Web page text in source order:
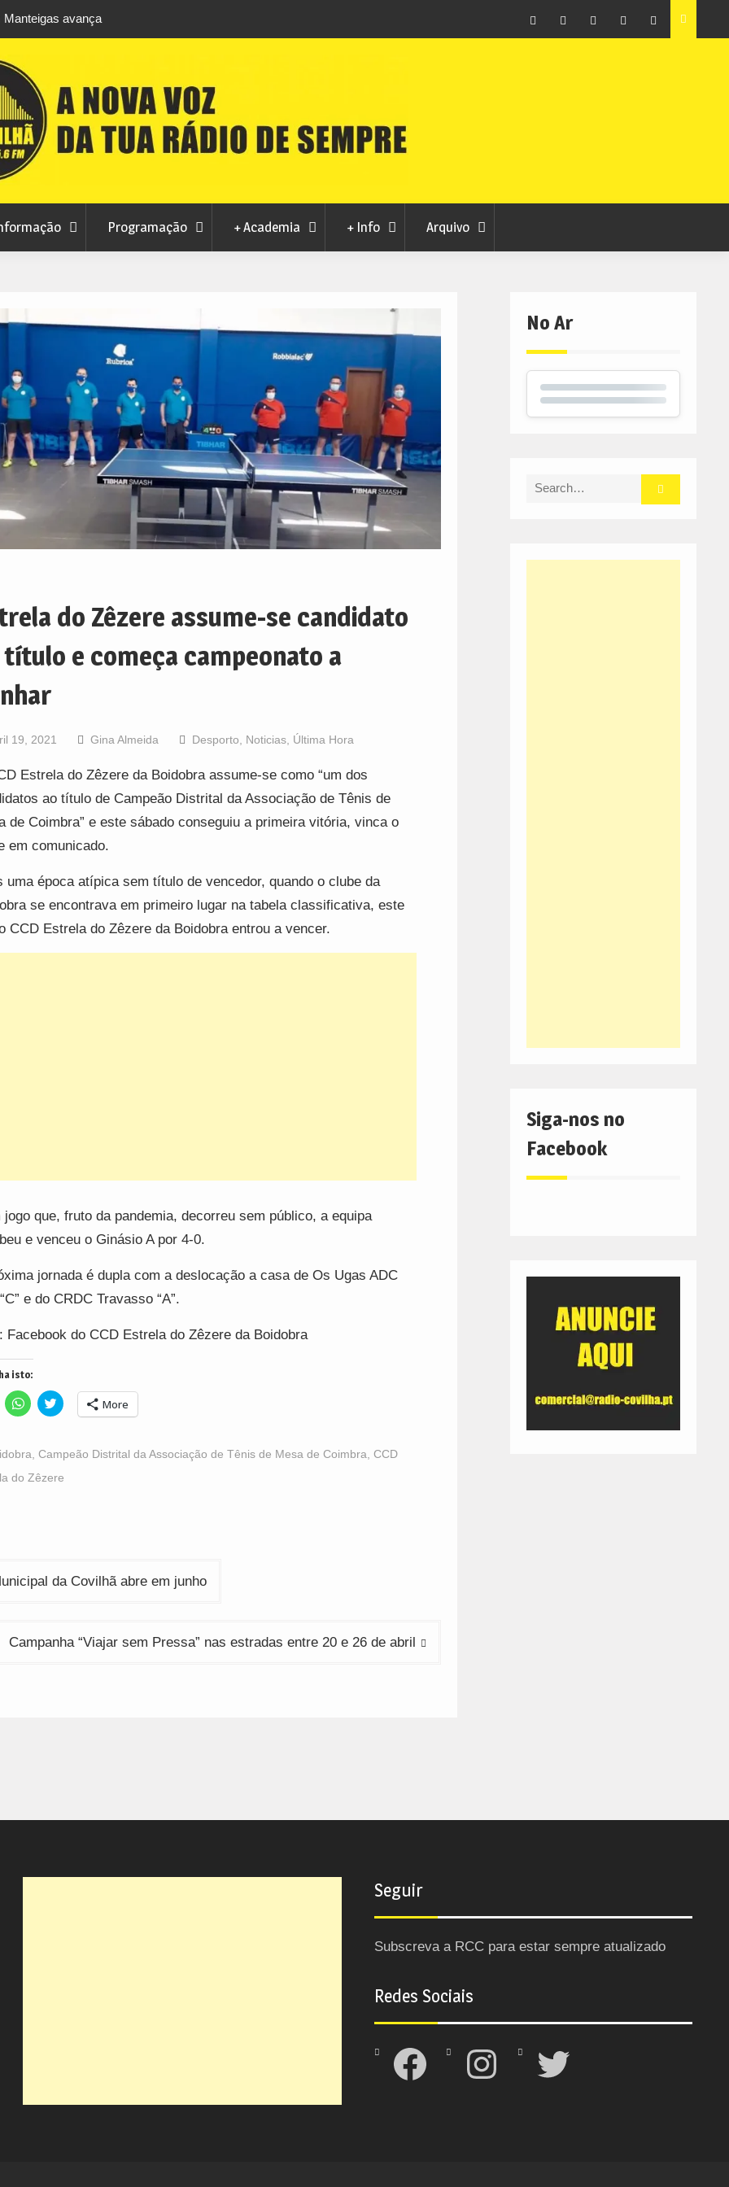
avança
Maravilhas de Portugal
Sporting da Covilhã entra na Liga 3 com vitória por 2-0
frente ao UD Santarém
Programação + Academia + Info Arquivo
do Zêzere assume-se candidato
título e começa campeonato a
19, 2021 Gina Almeida Desporto, Noticias, Última Hora
Estrela do Zêzere da Boidobra assume-se como “um dos
ao título de Campeão Distrital da Associação de Tênis de
de Coimbra” e este sábado conseguiu a primeira vitória, vinca o
em comunicado.
uma época atípica sem título de vencedor, quando o clube da
se encontrava em primeiro lugar na tabela classificativa, este
CCD Estrela do Zêzere da Boidobra entrou a vencer.
jogo que, fruto da pandemia, decorreu sem público, a equipa
e venceu o Ginásio A por 4-0.
jornada é dupla com a deslocação a casa de Os Ugas ADC
e do CRDC Travasso “A”.
Facebook do CCD Estrela do Zêzere da Boidobra
isto:
Click
to
(Opens
new
window)
Click
to
(Opens
in
new
window)
More
, Campeão Distrital da Associação de Tênis de Mesa de Coimbra, CCD
do Zêzere
da Covilhã abre em junho
Campanha “Viajar sem Pressa” nas estradas entre 20 e 26 de abril
No Ar
Search
Siga-nos no
Facebook
Seguir
Subscreva a RCC para estar sempre atualizado
Redes Sociais
Facebook Instagram Twitter